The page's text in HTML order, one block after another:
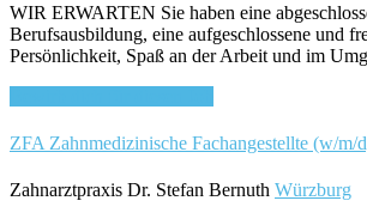
WIR ERWARTEN Sie haben eine
Berufsausbildung, eine aufgeschlossene und
Persönlichkeit, Spaß an der Arbeit und im
ZFA Zahnmedizinische Fachangestellte (w/m/
Zahnarztpraxis Dr. Stefan Bernuth Würzburg